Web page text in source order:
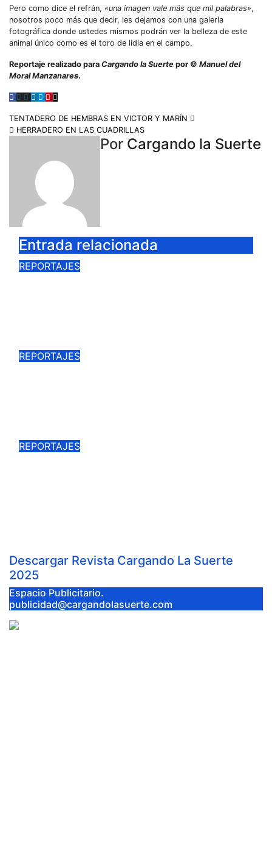
Pero como dice el refrán, «una imagen vale más que mil palabras»,
nosotros poco más que decir, les dejamos con una galería
fotográfica donde ustedes mismos podrán ver la belleza de este
animal único como es el toro de lidia en el campo.
Reportaje realizado para Cargando la Suerte por © Manuel del
Moral Manzanares.
TENTADERO DE HEMBRAS EN VICTOR Y MARÍN
HERRADERO EN LAS CUADRILLAS
Por Cargando la Suerte
Entrada relacionada
REPORTAJES
REPORTAJES
REPORTAJES
Descargar Revista Cargando La Suerte
2025
Espacio Publicitario.
publicidad@cargandolasuerte.com